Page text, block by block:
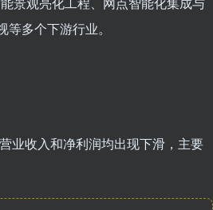
多个下游行业。
业收入和净利润均出现下滑，主要